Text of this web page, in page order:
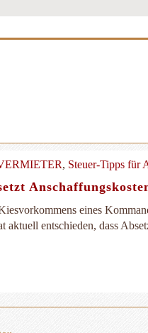
, Steuer-Tipps für
eines
entschieden, dass